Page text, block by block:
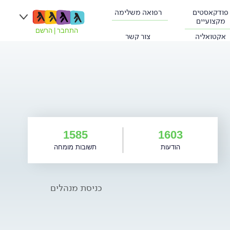
פודקאסטים
מקצועיים
רפואה משלימה
אקטואליה צור קשר
התחבר הרשם
1603
הודעות
1585
תשובות מומחה
כניסת מנהלים